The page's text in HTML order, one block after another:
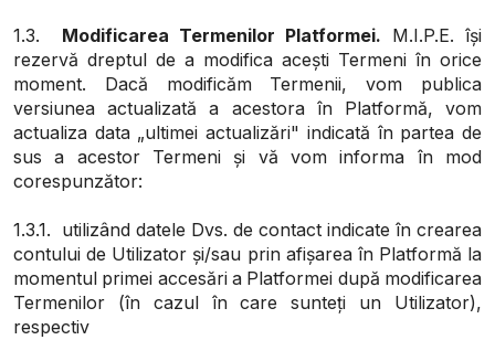
1.3. Modificarea Termenilor Platformei. M.I.P.E. își
rezervă dreptul de a modifica acești Termeni în orice
moment. Dacă modificăm Termenii, vom publica
versiunea actualizată a acestora în Platformă, vom
actualiza data „ultimei actualizări" indicată în partea de
sus a acestor Termeni și vă vom informa în mod
corespunzător:
1.3.1. utilizând datele Dvs. de contact indicate în crearea
contului de Utilizator și/sau prin afișarea în Platformă la
momentul primei accesări a Platformei după modificarea
Termenilor (în cazul în care sunteți un Utilizator),
respectiv